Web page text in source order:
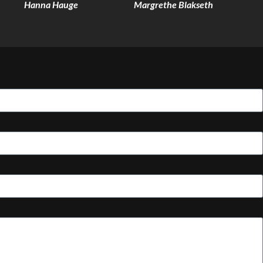
Hanna Hauge Margrethe Blakseth